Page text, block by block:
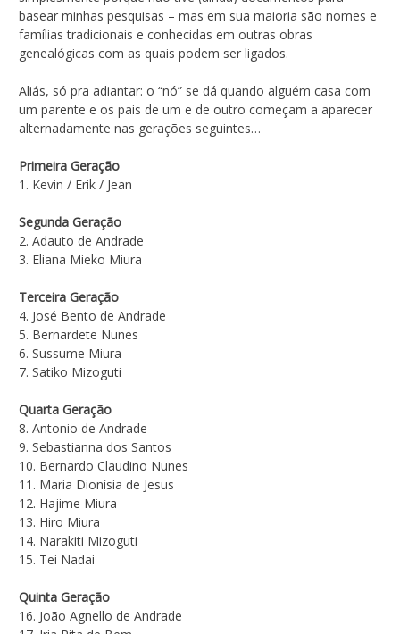
basear minhas pesquisas – mas em sua maioria são nomes e
famílias tradicionais e conhecidas em outras obras
genealógicas com as quais podem ser ligados.
Aliás, só pra adiantar: o “nó” se dá quando alguém casa com
um parente e os pais de um e de outro começam a aparecer
alternadamente nas gerações seguintes…
Primeira Geração
1. Kevin / Erik / Jean
Segunda Geração
2. Adauto de Andrade
3. Eliana Mieko Miura
Terceira Geração
4. José Bento de Andrade
5. Bernardete Nunes
6. Sussume Miura
7. Satiko Mizoguti
Quarta Geração
8. Antonio de Andrade
9. Sebastianna dos Santos
10. Bernardo Claudino Nunes
11. Maria Dionísia de Jesus
12. Hajime Miura
13. Hiro Miura
14. Narakiti Mizoguti
15. Tei Nadai
Quinta Geração
16. João Agnello de Andrade